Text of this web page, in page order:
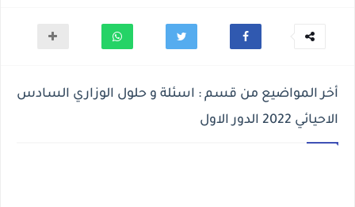
أخر المواضيع من قسم : اسئلة و حلول الوزاري السادس
الاحيائي 2022 الدور الاول